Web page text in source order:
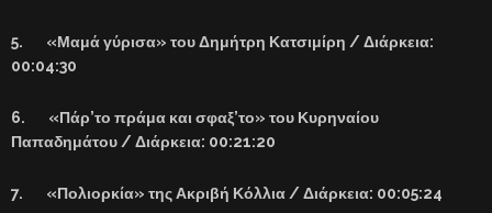
5. «Μαμά γύρισα» του Δημήτρη Κατσιμίρη / Διάρκεια:
00:04:30
6. «Πάρ’το πράμα και σφαξ’το» του Κυρηναίου
Παπαδημάτου / Διάρκεια: 00:21:20
7. «Πολιορκία» της Ακριβή Κόλλια / Διάρκεια: 00:05:24